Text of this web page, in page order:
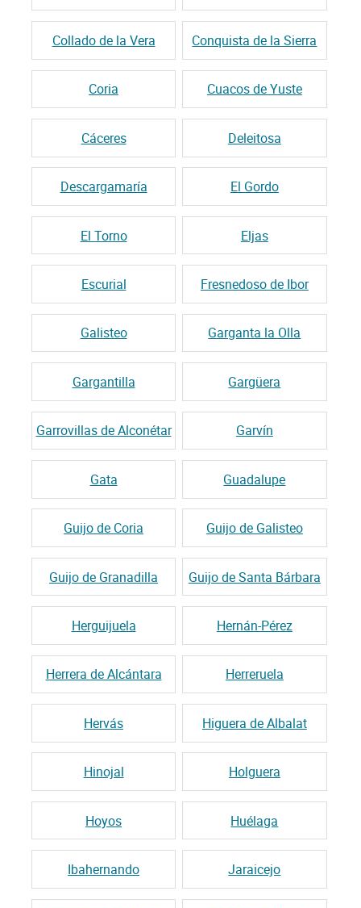
Collado de la Vera Conquista de la Sierra
Coria Cuacos de Yuste
Cáceres Deleitosa
Descargamaría El Gordo
El Torno Eljas
Escurial Fresnedoso de Ibor
Galisteo Garganta la Olla
Gargantilla Gargüera
Garrovillas de Alconétar Garvín
Gata Guadalupe
Guijo de Coria Guijo de Galisteo
Guijo de Granadilla Guijo de Santa Bárbara
Herguijuela Hernán-Pérez
Herrera de Alcántara Herreruela
Hervás Higuera de Albalat
Hinojal Holguera
Hoyos Huélaga
Ibahernando Jaraicejo